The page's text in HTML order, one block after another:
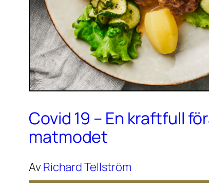
Covid 19 – En kraftfull
matmodet
AvRichard Tellström